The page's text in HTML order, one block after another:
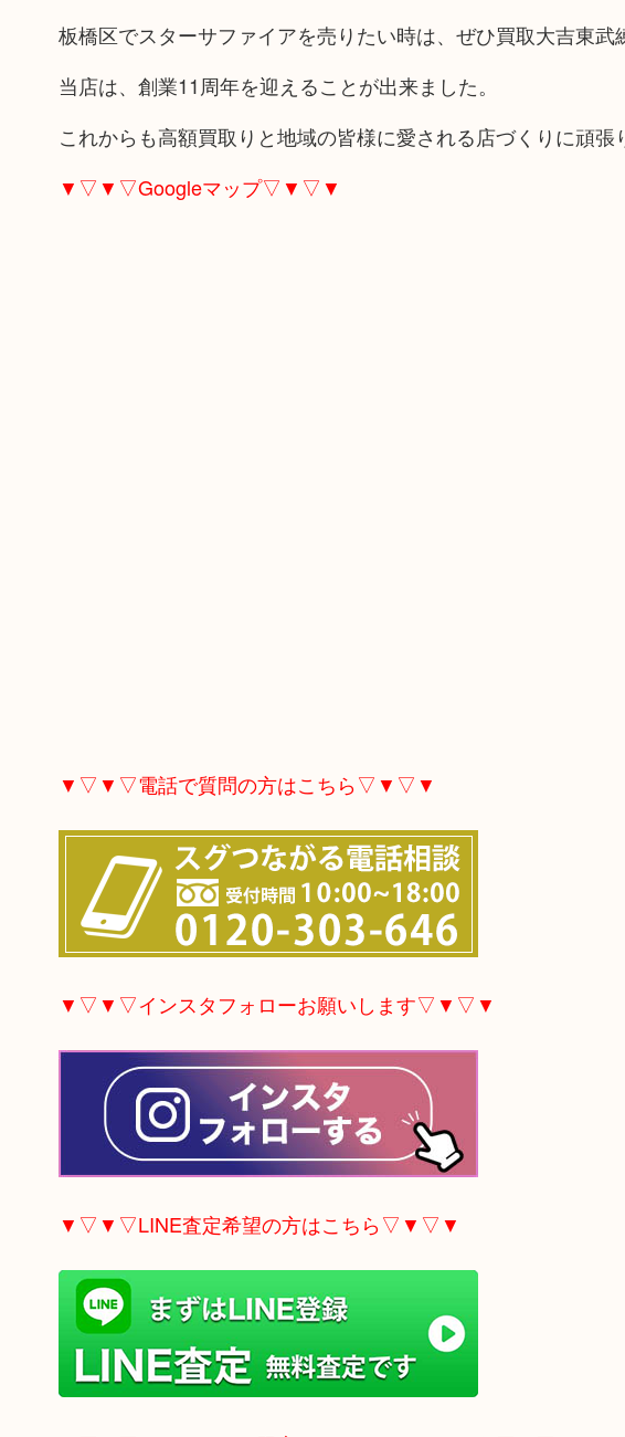
板橋区でスターサファイアを売りたい時は、ぜひ買取大吉東武
当店は、創業11周年を迎えることが出来ました。
これからも高額買取りと地域の皆様に愛される店づくりに頑張
▼▽▼▽Googleマップ▽▼▽▼
▼▽▼▽電話で質問の方はこちら▽▼▽▼
▼▽▼▽インスタフォローお願いします▽▼▽▼
▼▽▼▽LINE査定希望の方はこちら▽▼▽▼